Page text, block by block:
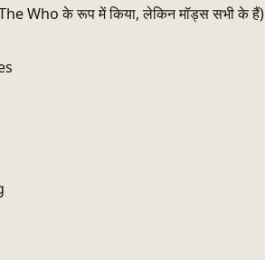
(The Who के रूप में किया, लेकिन मॉड्स सभी के हैं)